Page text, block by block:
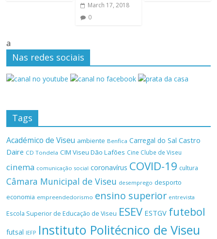
March 17, 2018
0
a
Nas redes sociais
Tags
Académico de Viseu ambiente Benfica Carregal do Sal Castro
Daire CD Tondela CIM Viseu Dão Lafões Cine Clube de Viseu
cinema comunicação social coronavírus COVID-19 cultura
Câmara Municipal de Viseu desemprego desporto
economia empreendedorismo ensino superior entrevista
Escola Superior de Educação de Viseu ESEV ESTGV futebol
futsal IEFP Instituto Politécnico de Viseu